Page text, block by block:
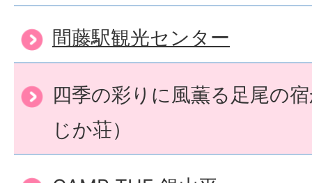
間藤駅観光センター
四季の彩りに風薫る足尾の
じか荘）